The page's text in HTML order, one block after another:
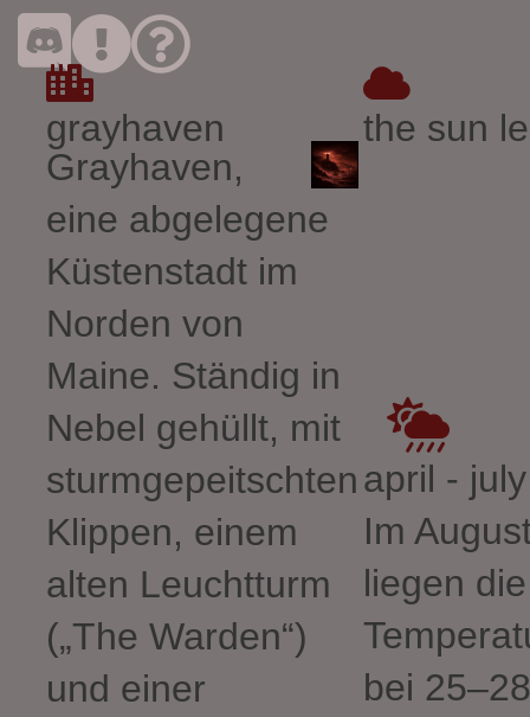
grayhaven the sun
Grayhaven,
eine abgelegene
Küstenstadt im
Norden von
Maine. Ständig in
Nebel gehüllt, mit
sturmgepeitschten
Klippen, einem
alten Leuchtturm
(„The Warden“)
und einer
april -
Im
liegen die
bei